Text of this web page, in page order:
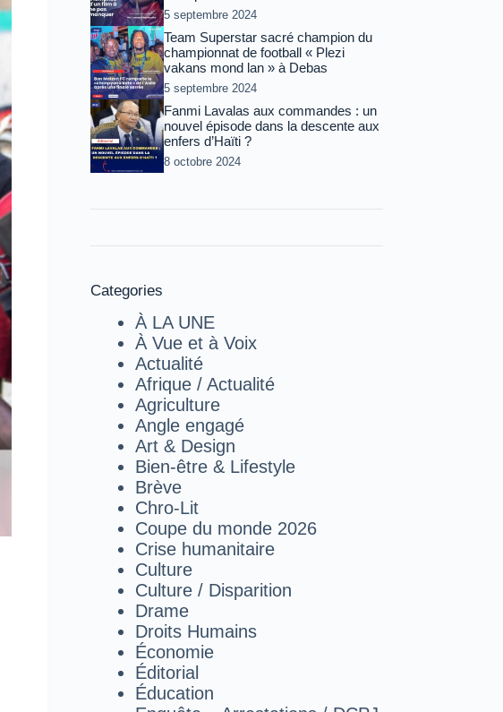
5 septembre 2024
Team Superstar sacré champion du
championnat de football « Plezi
vakans mond lan » à Debas
5 septembre 2024
Fanmi Lavalas aux commandes : un
nouvel épisode dans la descente aux
enfers d’Haïti ?
8 octobre 2024
Categories
À LA UNE
À Vue et à Voix
Actualité
Afrique / Actualité
Agriculture
Angle engagé
Art & Design
Bien-être & Lifestyle
Brève
Chro-Lit
Coupe du monde 2026
Crise humanitaire
Culture
Culture / Disparition
Drame
Droits Humains
Économie
Éditorial
Éducation